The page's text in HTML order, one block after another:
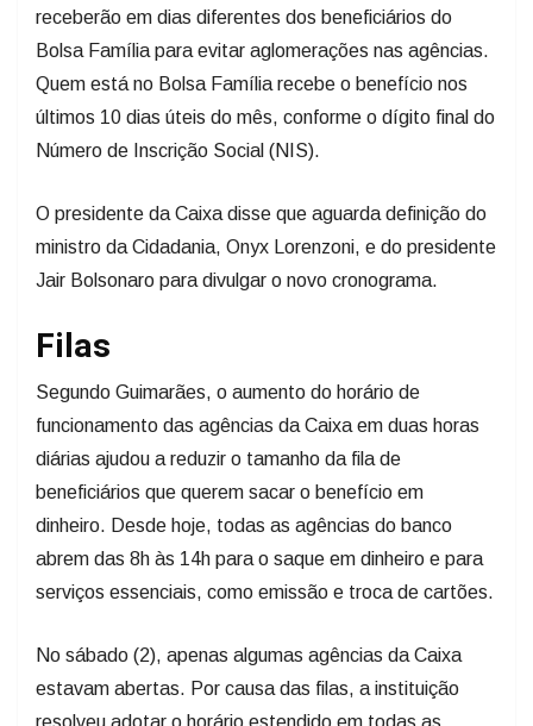
receberão em dias diferentes dos beneficiários do
Bolsa Família para evitar aglomerações nas agências.
Quem está no Bolsa Família recebe o benefício nos
últimos 10 dias úteis do mês, conforme o dígito final do
Número de Inscrição Social (NIS).
O presidente da Caixa disse que aguarda definição do
ministro da Cidadania, Onyx Lorenzoni, e do presidente
Jair Bolsonaro para divulgar o novo cronograma.
Filas
Segundo Guimarães, o aumento do horário de
funcionamento das agências da Caixa em duas horas
diárias ajudou a reduzir o tamanho da fila de
beneficiários que querem sacar o benefício em
dinheiro. Desde hoje, todas as agências do banco
abrem das 8h às 14h para o saque em dinheiro e para
serviços essenciais, como emissão e troca de cartões.
No sábado (2), apenas algumas agências da Caixa
estavam abertas. Por causa das filas, a instituição